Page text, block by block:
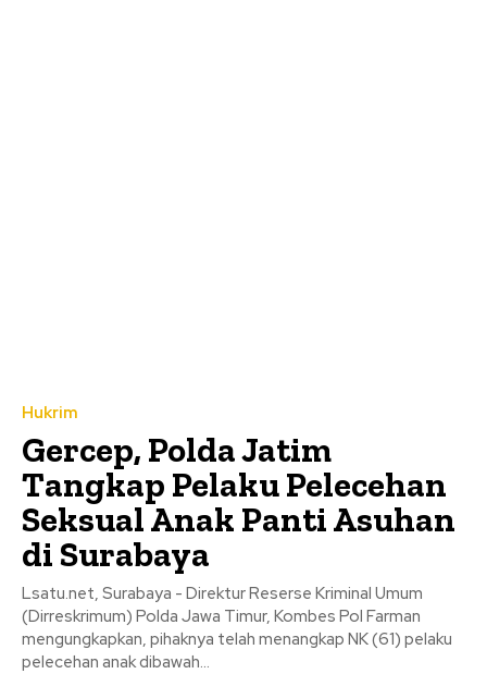
Hukrim
Gercep, Polda Jatim
Tangkap Pelaku Pelecehan
Seksual Anak Panti Asuhan
di Surabaya
Lsatu.net, Surabaya - Direktur Reserse Kriminal Umum
(Dirreskrimum) Polda Jawa Timur, Kombes Pol Farman
mengungkapkan, pihaknya telah menangkap NK (61) pelaku
pelecehan anak dibawah...